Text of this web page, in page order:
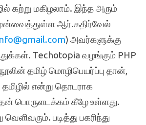
கற்று மகிழலாம். இந்த அரும்
ஆர்.கதிர்வேல்
) அவர்களுக்கு
Techotopia வழங்கும் PHP
தமிழ் மொழிபெயர்ப்பு தான்,
என்று தொடராக
பொருளடக்கம் கீழே உள்ளது.
படித்து பகரிந்து